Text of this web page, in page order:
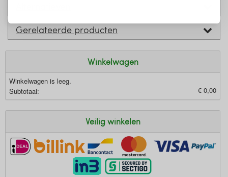
Gerelateerde producten
Winkelwagen
Winkelwagen is leeg.
Subtotaal:
€ 0,00
Veilig winkelen